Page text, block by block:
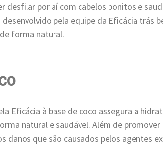
desfilar por aí com cabelos bonitos e
desenvolvido pela equipe da Eficácia trás
forma natural.
Eficácia à base de coco assegura a
natural e saudável. Além de promover
danos que são causados pelos agentes